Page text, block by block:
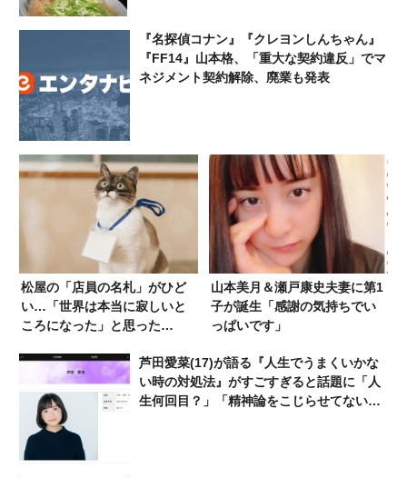
『名探偵コナン』『クレヨンしんちゃん』
『FF14』山本格、「重大な契約違反」でマ
ネジメント契約解除、廃業も発表
松屋の「店員の名札」がひど
い…「世界は本当に寂しいと
ころになった」と思った
ムもらったらやだ」「みんな
得しかない」
山本美月＆瀬戸康史夫妻に第1
子が誕生「感謝の気持ちでい
っぱいです」
芦田愛菜(17)が語る『人生でうまくいかな
い時の対処法』がすごすぎると話題に「人
生何回目？」「精神論をこじらせてない